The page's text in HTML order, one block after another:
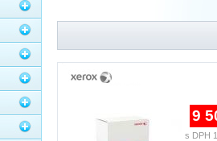
9
s DPH